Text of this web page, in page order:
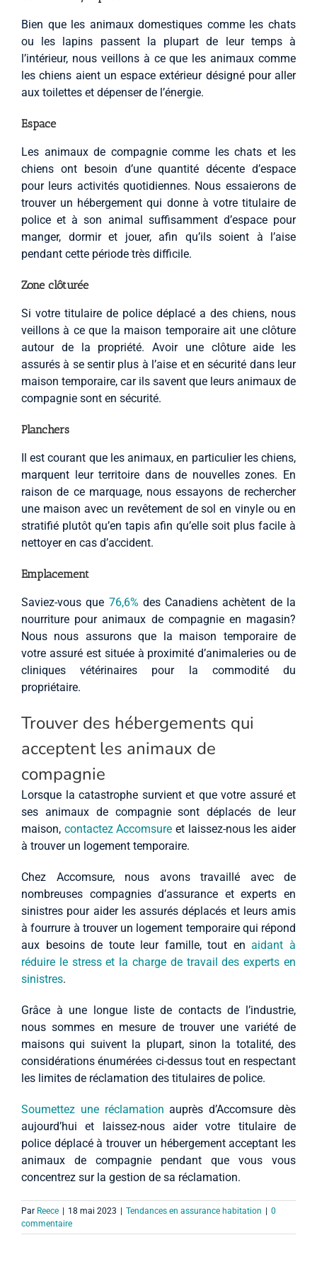
Bien que les animaux domestiques comme les chats
ou les lapins passent la plupart de leur temps à
l’intérieur, nous veillons à ce que les animaux comme
les chiens aient un espace extérieur désigné pour aller
aux toilettes et dépenser de l’énergie.
Espace
Les animaux de compagnie comme les chats et les
chiens ont besoin d’une quantité décente d’espace
pour leurs activités quotidiennes. Nous essaierons de
trouver un hébergement qui donne à votre titulaire de
police et à son animal suffisamment d’espace pour
manger, dormir et jouer, afin qu’ils soient à l’aise
pendant cette période très difficile.
Zone clôturée
Si votre titulaire de police déplacé a des chiens, nous
veillons à ce que la maison temporaire ait une clôture
autour de la propriété. Avoir une clôture aide les
assurés à se sentir plus à l’aise et en sécurité dans leur
maison temporaire, car ils savent que leurs animaux de
compagnie sont en sécurité.
Planchers
Il est courant que les animaux, en particulier les chiens,
marquent leur territoire dans de nouvelles zones. En
raison de ce marquage, nous essayons de rechercher
une maison avec un revêtement de sol en vinyle ou en
stratifié plutôt qu’en tapis afin qu’elle soit plus facile à
nettoyer en cas d’accident.
Emplacement
Saviez-vous que 76,6% des Canadiens achètent de la
nourriture pour animaux de compagnie en magasin?
Nous nous assurons que la maison temporaire de
votre assuré est située à proximité d’animaleries ou de
cliniques vétérinaires pour la commodité du
propriétaire.
Trouver des hébergements qui
acceptent les animaux de
compagnie
Lorsque la catastrophe survient et que votre assuré et
ses animaux de compagnie sont déplacés de leur
maison, contactez Accomsure et laissez-nous les aider
à trouver un logement temporaire.
Chez Accomsure, nous avons travaillé avec de
nombreuses compagnies d’assurance et experts en
sinistres pour aider les assurés déplacés et leurs amis
à fourrure à trouver un logement temporaire qui répond
aux besoins de toute leur famille, tout enaidant à
réduire le stress et la charge de travail des experts en
sinistres.
Grâce à une longue liste de contacts de l’industrie,
nous sommes en mesure de trouver une variété de
maisons qui suivent la plupart, sinon la totalité, des
considérations énumérées ci-dessus tout en respectant
les limites de réclamation des titulaires de police.
Soumettez une réclamation auprès d’Accomsure dès
aujourd’hui et laissez-nous aider votre titulaire de
police déplacé à trouver un hébergement acceptant les
animaux de compagnie pendant que vous vous
concentrez sur la gestion de sa réclamation.
Par Reece 18 mai 2023 Tendances en assurance habitation
0
commentaire